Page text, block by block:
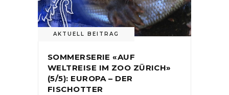
AKTUELL BEITRAG
SOMMERSERIE «AUF
WELTREISE IM ZOO ZÜRICH»
(5/5): EUROPA – DER
FISCHOTTER